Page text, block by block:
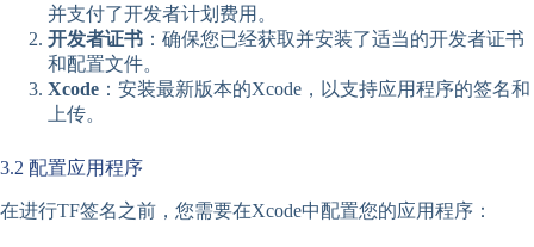
并支付了开发者计划费用。
开发者证书 ：确保您已经获取并安装了适当的开发者证书
和配置文件。
Xcode ：安装最新版本的Xcode，以支持应用程序的签名和
上传。
3.2 配置应用程序
在进行TF签名之前，您需要在Xcode中配置您的应用程序：